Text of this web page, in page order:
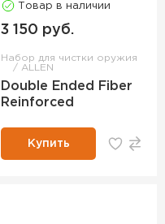
Товар в наличии
3 150 руб.
Набор для чистки оружия
ALLEN
Double Ended Fiber
Reinforced
Купить